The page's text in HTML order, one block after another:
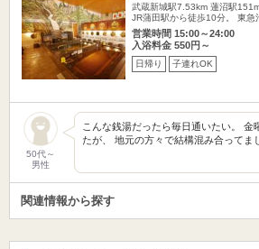
武蔵新城駅7.53km 蓮沼駅
JR蒲田駅から徒歩10分。 東急
営業時間 15:00～24:00
入浴料金 550円～
日帰り 子連れOK
50代～
男性
こんな銭湯だったら毎日通いたい。 金
たが、 地元の方々で結構混み合ってま
関連情報から探す